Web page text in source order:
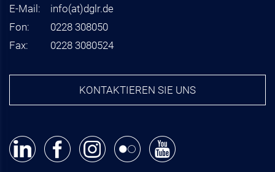
E-Mail: info(at)dglr.de
Fon:
0228 308050
Fax:
0228 3080524
KONTAKTIEREN SIE UNS